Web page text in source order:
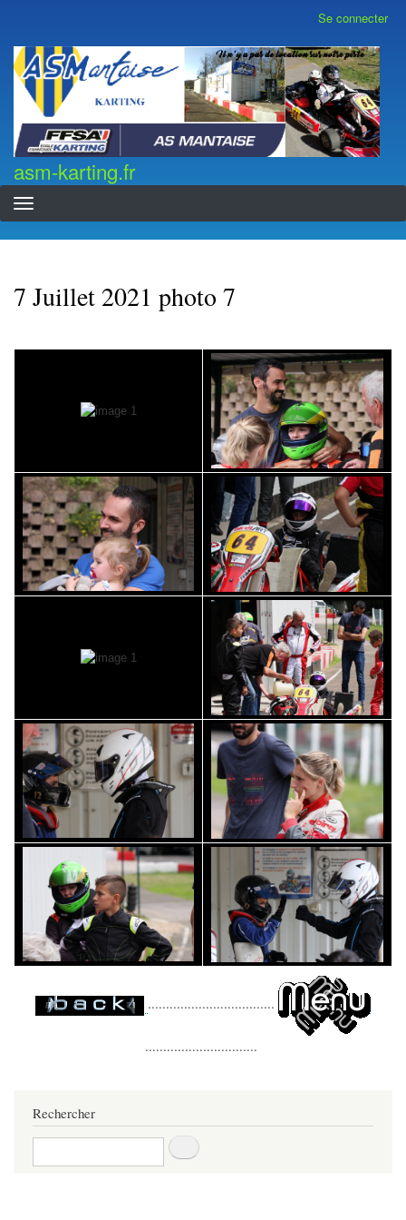
contenu
principal
compte
de
l'utilisateur
Se connecter
asm-karting.fr
asm-karting.fr
7 Juillet 2021 photo 7
...................................
...............................
Rechercher
Rechercher